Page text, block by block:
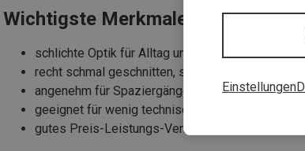
Wichtigste Merkmale
schlichte Optik für Alltag und Freizeit
recht schmal geschnitten, sitzt stabil
angenehm für Spaziergänge im Wald
geeignet für wenig technische Wege
gutes Preis-Leistungs-Verhältnis
Einstellungen